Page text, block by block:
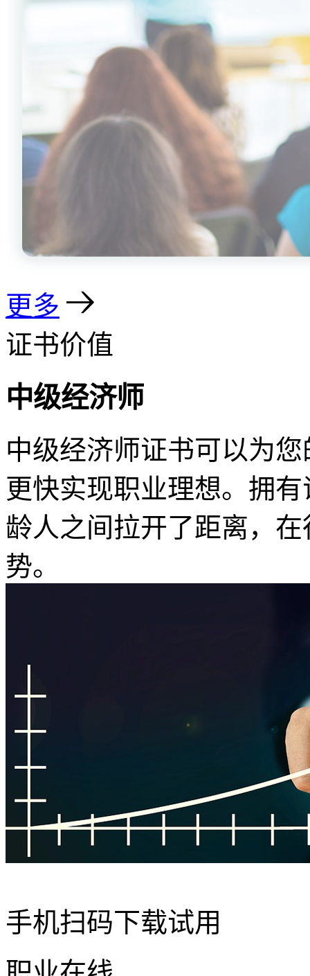
更多
证书价值
中级经济师
中级经济师证书可以为
更快实现职业理想。拥
龄人之间拉开了距离，
势。
手机扫码下载试用